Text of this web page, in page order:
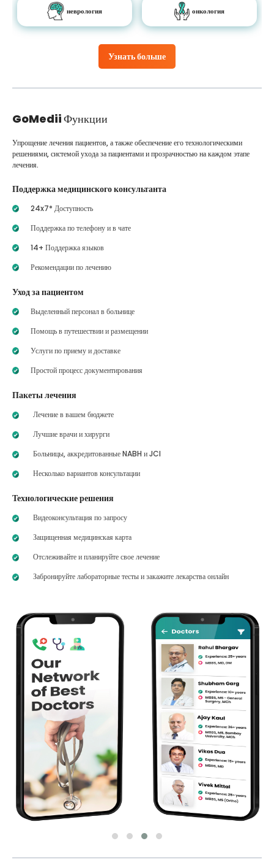
Узнать больше
неврология онкология
GoMediiФункции
Упрощение лечения пациентов, а также обеспечение его технологическими
решениями, системой ухода за пациентами и прозрачностью на каждом этапе
лечения.
Поддержка медицинского консультанта
24x7* Доступность
Поддержка по телефону и в чате
14+ Поддержка языков
Рекомендации по лечению
Уход за пациентом
Выделенный персонал в больнице
Помощь в путешествии и размещении
Услуги по приему и доставке
Простой процесс документирования
Пакеты лечения
Лечение в вашем бюджете
Лучшие врачи и хирурги
Больницы, аккредитованные NABH и JCI
Несколько вариантов консультации
Технологические решения
Видеоконсультация по запросу
Защищенная медицинская карта
Отслеживайте и планируйте свое лечение
Забронируйте лабораторные тесты и закажите лекарства онлайн